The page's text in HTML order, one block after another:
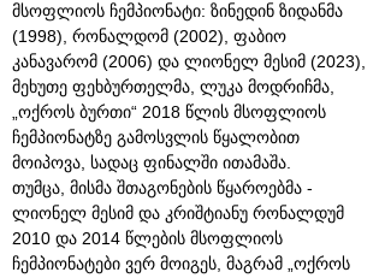
მსოფლიოს ჩემპიონატი: ზინედინ ზიდანმა
(1998), რონალდომ (2002), ფაბიო
კანავარომ (2006) და ლიონელ მესიმ (2023),
მეხუთე ფეხბურთელმა, ლუკა მოდრიჩმა,
„ოქროს ბურთი“ 2018 წლის მსოფლიოს
ჩემპიონატზე გამოსვლის წყალობით
მოიპოვა, სადაც ფინალში ითამაშა.
თუმცა, მისმა შთაგონების წყაროებმა -
ლიონელ მესიმ და კრიშტიანუ რონალდუმ
2010 და 2014 წლების მსოფლიოს
ჩემპიონატები ვერ მოიგეს, მაგრამ „ოქროს